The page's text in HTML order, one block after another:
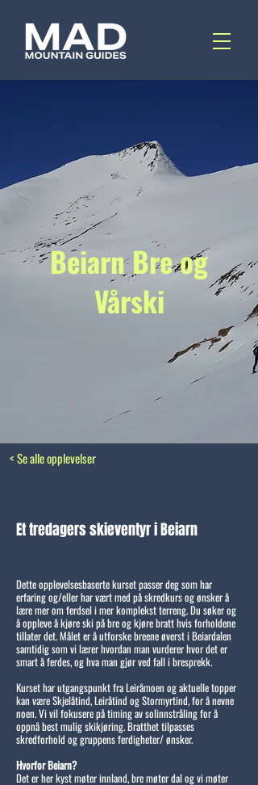
Beiarn Bre og
Vårski
< Se alle opplevelser
Et tredagers skieventyr i Beiarn
Dette opplevelsesbaserte kurset passer deg som har
erfaring og/eller har vært med på skredkurs og ønsker å
lære mer om ferdsel i mer komplekst terreng. Du søker og
å oppleve å kjøre ski på bre og kjøre bratt hvis forholdene
tillater det. Målet er å utforske breene øverst i Beiardalen
samtidig som vi lærer hvordan man vurderer hvor det er
smart å ferdes, og hva man gjør ved fall i bresprekk.
Kurset har utgangspunkt fra Leiråmoen og aktuelle topper
kan være Skjelåtind, Leiråtind og Stormyrtind, for å nevne
noen. Vi vil fokusere på timing av solinnstråling for å
oppnå best mulig skikjøring. Bratthet tilpasses
skredforhold og gruppens ferdigheter/ ønsker.
Hvorfor Beiarn?
Det er her kyst møter innland, bre møter dal og vi møter